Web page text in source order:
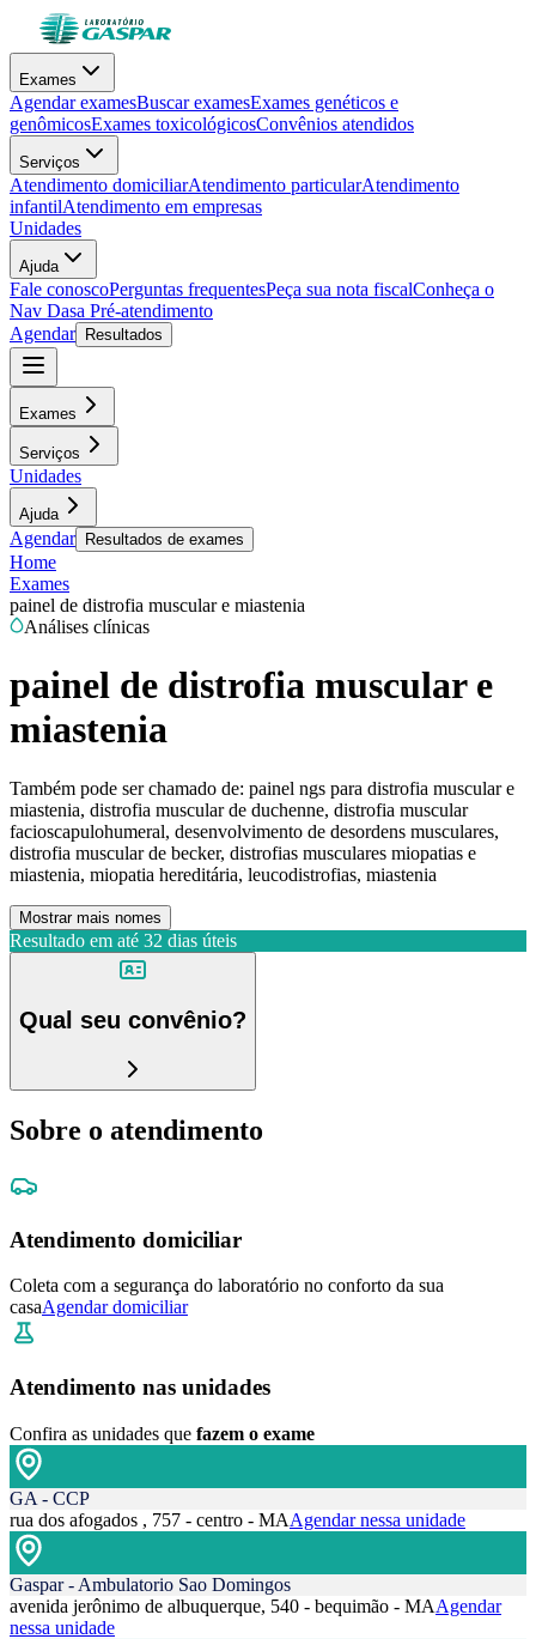
Exames
Agendar examesBuscar examesExames genéticos e
genômicosExames toxicológicosConvênios atendidos
Serviços
Atendimento domiciliarAtendimento particularAtendimento
infantilAtendimento em empresas
Unidades
Ajuda
Fale conoscoPerguntas frequentesPeça sua nota fiscalConheça o
Nav Dasa Pré-atendimento
Agendar
Resultados
Exames
Serviços
Unidades
Ajuda
Agendar Resultados de exames
Home
Exames
painel de distrofia muscular e miastenia
Análises clínicas
painel de distrofia muscular e
miastenia
Também pode ser chamado de: painel ngs para distrofia muscular e
miastenia, distrofia muscular de duchenne, distrofia muscular
facioscapulohumeral, desenvolvimento de desordens musculares,
distrofia muscular de becker, distrofias musculares miopatias e
miastenia, miopatia hereditária, leucodistrofias, miastenia
Mostrar mais nomes
Resultado em até 32 dias úteis
Qual seu convênio?
Sobre o atendimento
Atendimento domiciliar
Coleta com a segurança do laboratório no conforto da sua
casaAgendar domiciliar
Atendimento nas unidades
Confira as unidades que fazem o exame
GA - CCP
rua dos afogados , 757 - centro - MAAgendar nessa unidade
Gaspar - Ambulatorio Sao Domingos
avenida jerônimo de albuquerque, 540 - bequimão - MAAgendar
nessa unidade